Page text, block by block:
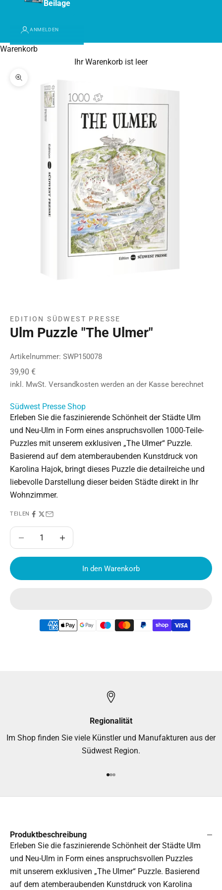
Beilage
ANMELDEN
Warenkorb
Ihr Warenkorb ist leer
Bild vergrößern
EDITION SÜDWEST PRESSE
Ulm Puzzle "The Ulmer"
Artikelnummer: SWP150078
Angebot
39,90 €
inkl. MwSt. Versandkosten werden an der Kasse berechnet
Südwest Presse Shop
Erleben Sie die faszinierende Schönheit der Städte Ulm
und Neu-Ulm in Form eines anspruchsvollen 1000-Teile-
Puzzles mit unserem exklusiven „The Ulmer“ Puzzle.
Basierend auf dem atemberaubenden Kunstdruck von
Karolina Hajok, bringt dieses Puzzle die detailreiche und
liebevolle Darstellung dieser beiden Städte direkt in Ihr
Wohnzimmer.
TEILEN
Anzahl verringernAnzahl erhöhen
In den Warenkorb
Regionalität
Im Shop finden Sie viele Künstler und Manufakturen aus der
Südwest Region.
Gehe zu Element 1
Gehe zu Element 2
Gehe zu Element 3
Produktbeschreibung
Erleben Sie die faszinierende Schönheit der Städte Ulm
und Neu-Ulm in Form eines anspruchsvollen Puzzles
mit unserem exklusiven „The Ulmer“ Puzzle. Basierend
auf dem atemberaubenden Kunstdruck von Karolina